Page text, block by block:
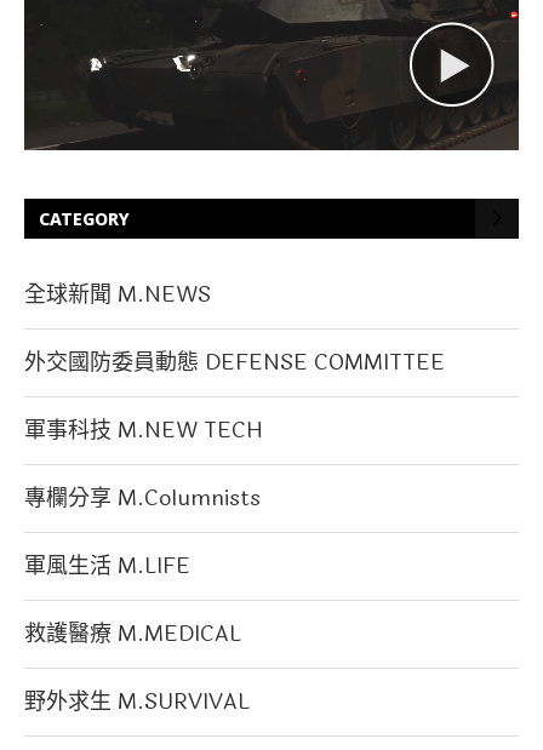
CATEGORY
全球新聞 M.NEWS
外交國防委員動態 DEFENSE COMMITTEE
軍事科技 M.NEW TECH
專欄分享 M.Columnists
軍風生活 M.LIFE
救護醫療 M.MEDICAL
野外求生 M.SURVIVAL